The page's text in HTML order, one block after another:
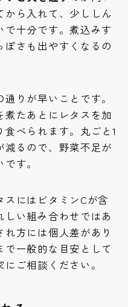
から入れて、少ししん
で十分です。煮込みす
ぽさも出やすくなるの
りが早いことです。
たあとにレタスを加
べられます。丸ごと1
減るので、野菜不足が
す。
にはビタミンCが含
い組み合わせではあ
方には個人差があり
一般的な目安として
ご相談ください。